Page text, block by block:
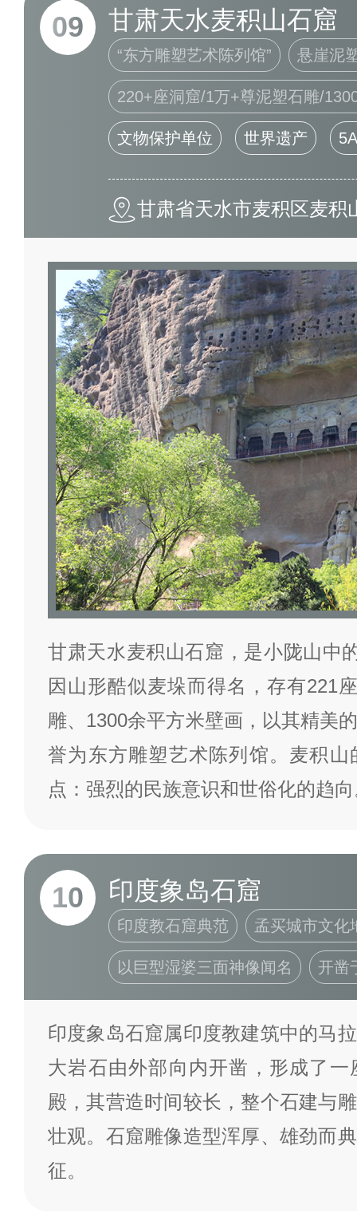
09 甘肃天水麦积山石窟
“东方雕塑艺术陈列馆” 悬崖泥
220+座洞窟/1万+尊泥塑石雕/
文物保护单位 世界遗产
甘肃省天水市麦积区麦积
甘肃天水麦积山石窟，是小陇山中
因山形酷似麦垛而得名，存有221
雕、1300余平方米壁画，以其精美
誉为东方雕塑艺术陈列馆。麦积
点：强烈的民族意识和世俗化的趋
10 印度象岛石窟
印度教石窟典范 孟买城市文化
以巨型湿婆三面神像闻名 开凿
印度象岛石窟属印度教建筑中的马
大岩石由外部向内开凿，形成了
殿，其营造时间较长，整个石建与
壮观。石窟雕像造型浑厚、雄劲而
征。